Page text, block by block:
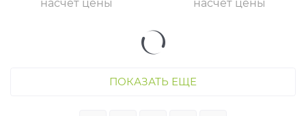
насчет цены
насчет цены
ПОКАЗАТЬ ЕЩЕ